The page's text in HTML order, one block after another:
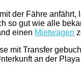
der Fähre
so gut wie alle
einen Mietwagen
mit Transfer
an der